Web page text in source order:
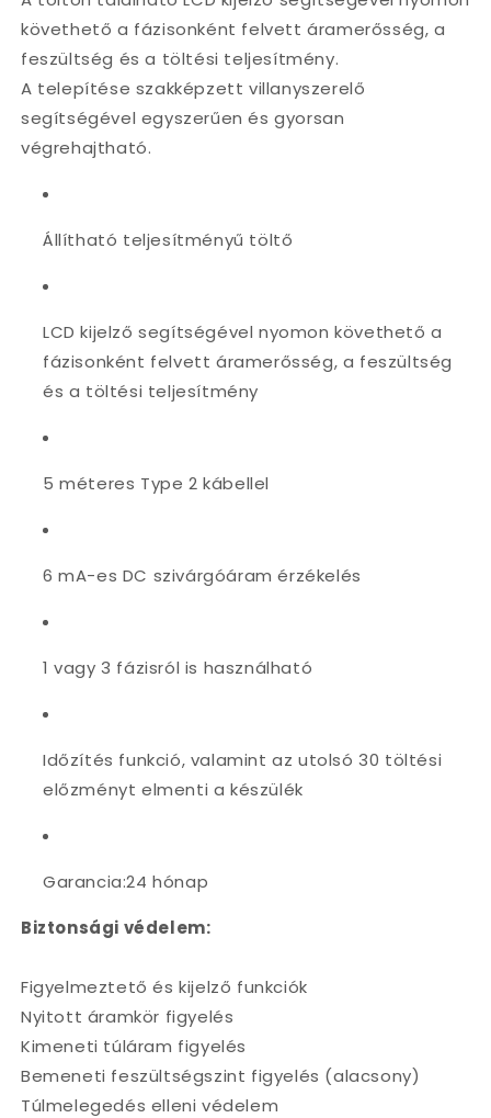
követhető a fázisonként felvett áramerősség, a
feszültség és a töltési teljesítmény.
A telepítése szakképzett villanyszerelő
segítségével egyszerűen és gyorsan
végrehajtható.
Állítható teljesítményű töltő
LCDkijelzősegítségével nyomonkövethetőa
fázisonként felvett áramerősség, a feszültség
és a töltési teljesítmény
5 méteres Type 2 kábellel
6 mA-es DC szivárgóáram érzékelés
1 vagy 3 fázisról is használható
Időzítés funkció, valamint az utolsó 30 töltési
előzményt elmenti a készülék
Garancia:24 hónap
Biztonsági védelem:
Figyelmeztető és kijelző funkciók
Nyitott áramkör figyelés
Kimeneti túláram figyelés
Bemeneti feszültségszint figyelés (alacsony)
Túlmelegedés elleni védelem